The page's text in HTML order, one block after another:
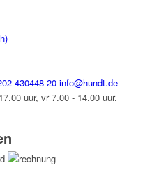
)
430448-20 info@hundt.de
uur, vr 7.00 - 14.00 uur.